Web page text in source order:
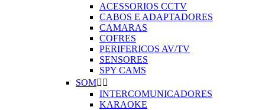
ACESSORIOS CCTV
CABOS E ADAPTADORES
CAMARAS
COFRES
PERIFERICOS AV/TV
SENSORES
SPY CAMS
SOM 
INTERCOMUNICADORES
KARAOKE